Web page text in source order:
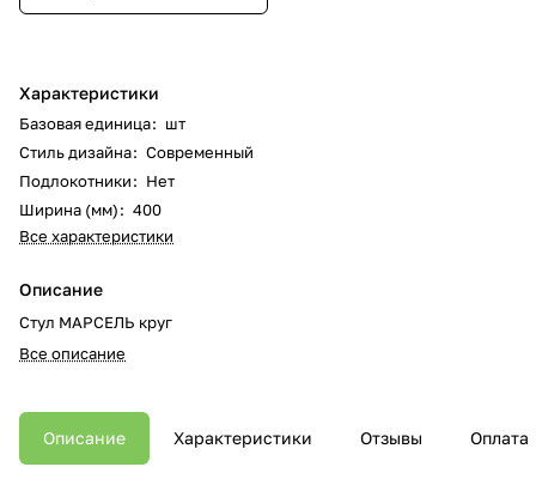
Характеристики
Базовая единица: шт
Стиль дизайна: Современный
Подлокотники: Нет
Ширина (мм): 400
Все характеристики
Описание
Стул МАРСЕЛЬ круг
Все описание
Описание Характеристики Отзывы Оплата